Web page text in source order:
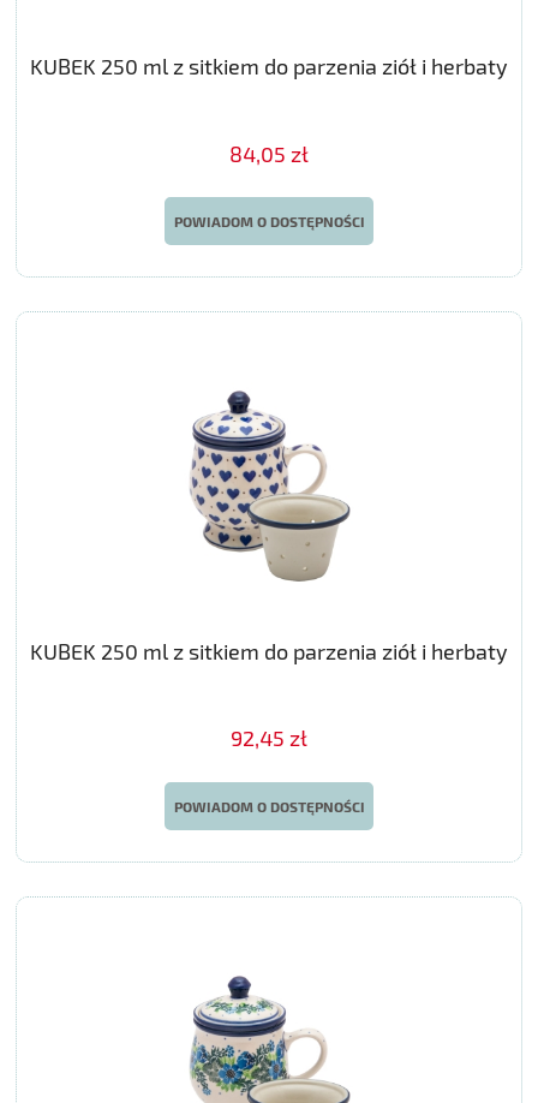
KUBEK 250 ml z sitkiem do parzenia ziół i herbaty
84,05 zł
POWIADOM O DOSTĘPNOŚCI
KUBEK 250 ml z sitkiem do parzenia ziół i herbaty
92,45 zł
POWIADOM O DOSTĘPNOŚCI